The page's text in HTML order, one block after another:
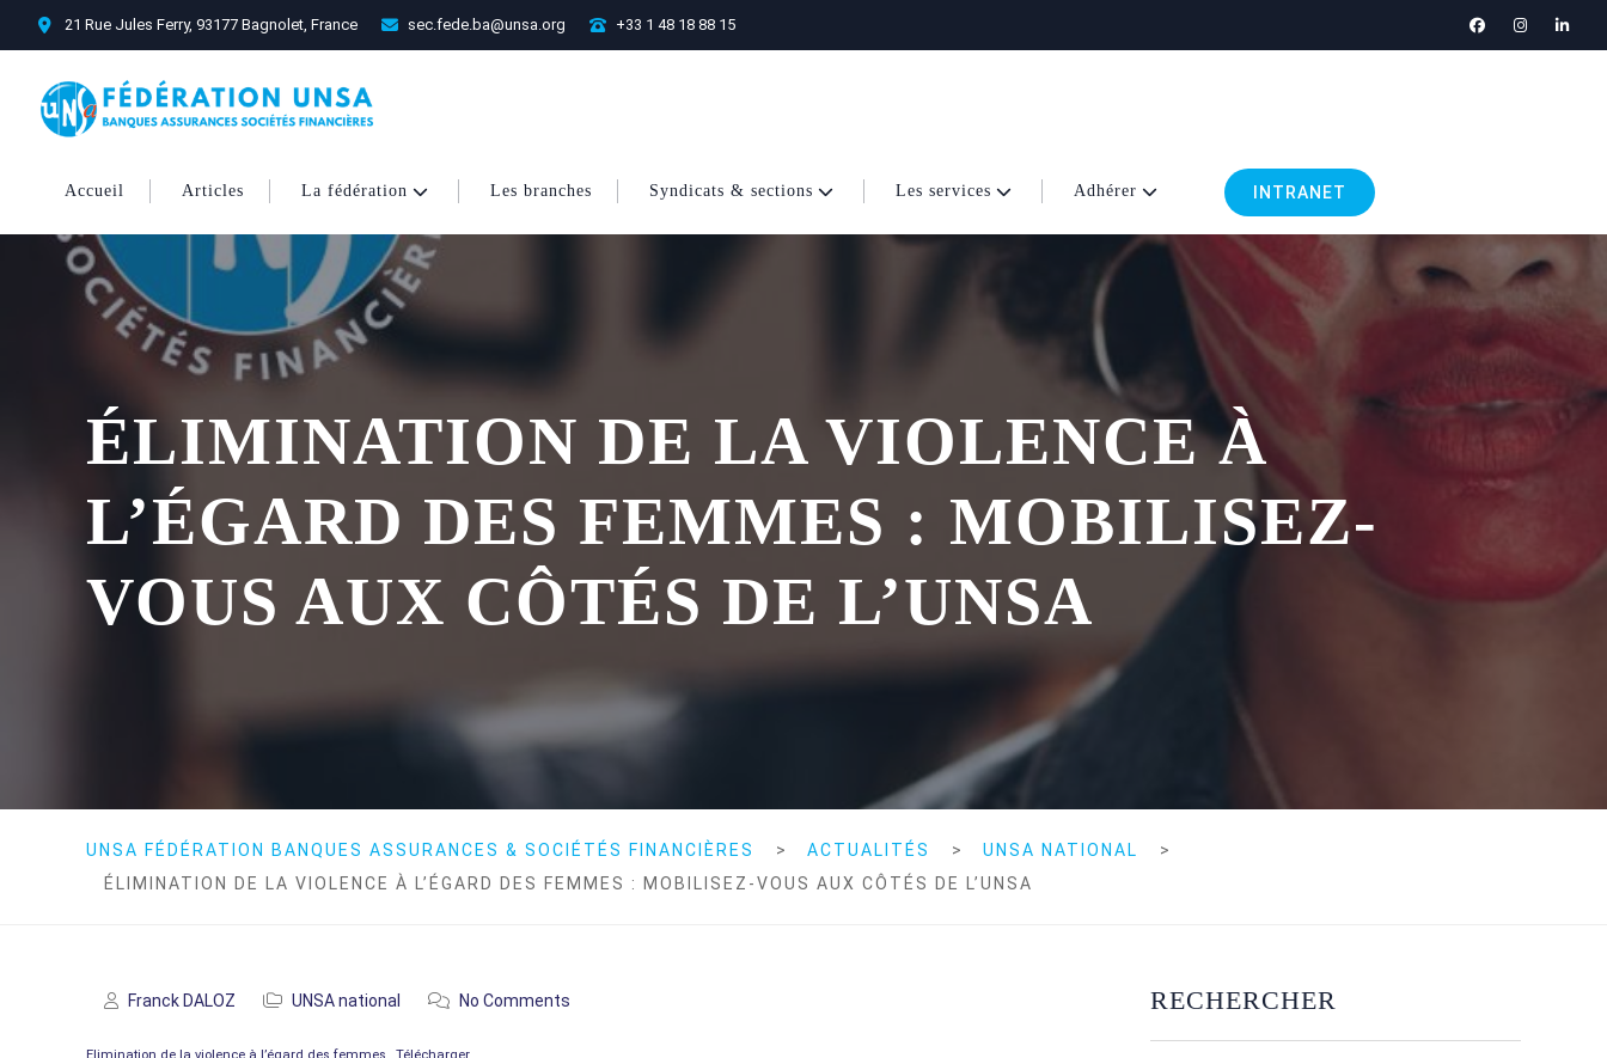
21 Rue Jules Ferry, 93177 Bagnolet, France sec.fede.ba@unsa.org +33 1 48 18 88 15
Accueil Articles La fédération Les branches Syndicats & sections Les services Adhérer INTRANET
ÉLIMINATION DE LA VIOLENCE À
L’ÉGARD DES FEMMES : MOBILISEZ-
VOUS AUX CÔTÉS DE L’UNSA
UNSA FÉDÉRATION BANQUES ASSURANCES & SOCIÉTÉS FINANCIÈRES > ACTUALITÉS > UNSA NATIONAL
>
ÉLIMINATION DE LA VIOLENCE À L’ÉGARD DES FEMMES : MOBILISEZ-VOUS AUX CÔTÉS DE L’UNSA
Franck DALOZ UNSA national No Comments RECHERCHER